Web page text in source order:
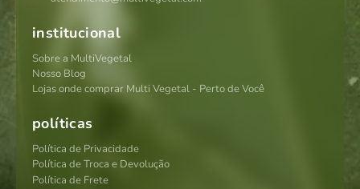
institucional
Sobre a MultiVegetal
Nosso Blog
Lojas onde comprar Multi Vegetal - Perto de Você
políticas
Política de Privacidade
Política de Troca e Devolução
Política de Frete